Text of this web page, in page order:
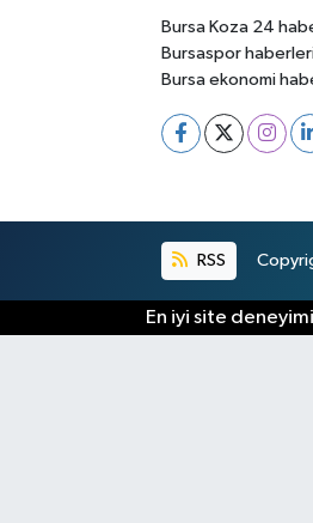
Bursa Koza 24
Bursaspor
Bursa ekonomi
RSS
En iyi site